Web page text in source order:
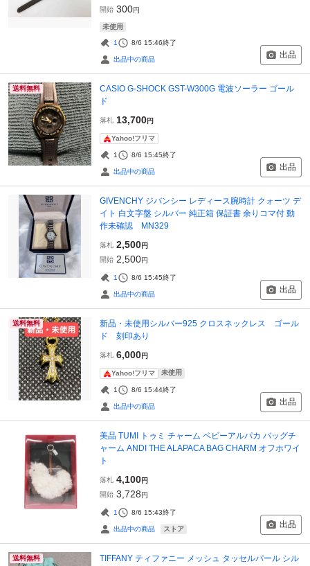
開始 300円
未使用
1 8/6 15:46終了
出品中の商品 出品
送料無料
CASIO G-SHOCK GST-W300G 電波ソーラー ゴール
ド
落札 13,700円
Yahoo!フリマ
1 8/6 15:45終了
出品中の商品 出品
GIVENCHY ジバンシー レディース腕時計 クォーツ デ
イト 白文字盤 シルバー 純正箱 保証書 余りコマ付 動
作未確認 MN329
落札 2,500円
開始 2,500円
1 8/6 15:45終了
出品中の商品 出品
送料無料
新品・未使用シルバー925 クロスネックレス ゴール
ド 刻印あり
落札 6,000円
Yahoo!フリマ 未使用
1 8/6 15:44終了
出品中の商品 出品
美品 TUMI トゥミ チャーム ベビーアルパカ バッグチ
ャーム ANDI THE ALAPACA BAG CHARM オフホワイ
ト
落札 4,100円
開始 3,728円
1 8/6 15:43終了
出品中の商品 ストア 出品
送料無料
TIFFANY ティファニー メッシュ タッセルパール シル